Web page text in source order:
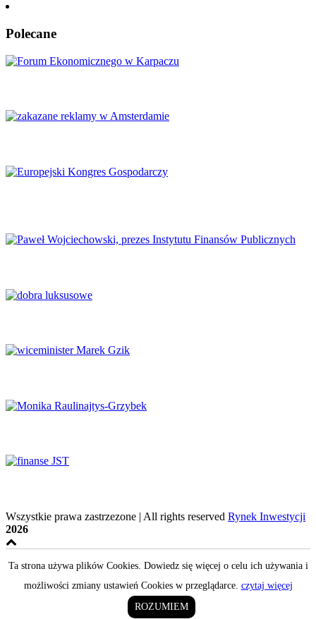
Polecane
Wszystkie prawa zastrzezone | All rights reserved Rynek Inwestycji
2026
Ta strona używa plików Cookies. Dowiedz się więcej o celu ich używania i
możliwości zmiany ustawień Cookies w przeglądarce. czytaj więcej
ROZUMIEM